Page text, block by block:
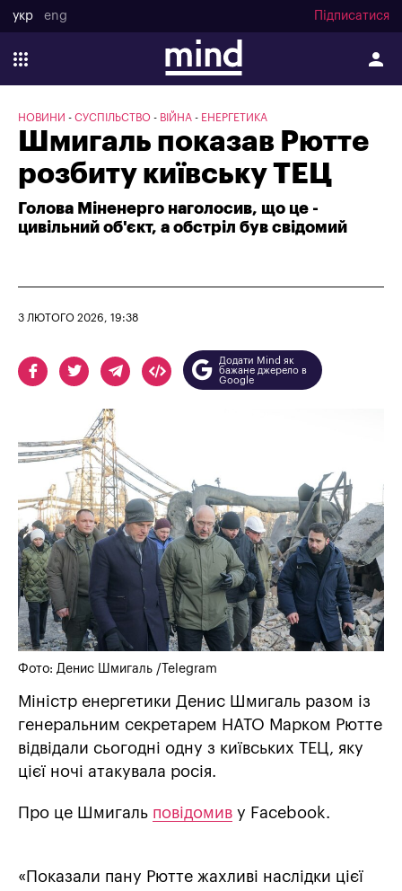
укр eng Підписатися
НОВИНИ СУСПІЛЬСТВО ВІЙНА ЕНЕРГЕТИКА
Шмигаль показав Рютте
розбиту київську ТЕЦ
Голова Міненерго наголосив, що це -
цивільний об'єкт, а обстріл був свідомий
3 ЛЮТОГО 2026, 19:38
Додати Mind як
бажане джерело в
Google
Фото: Денис Шмигаль /Telegram
Міністр енергетики Денис Шмигаль разом із
генеральним секретарем НАТО Марком Рютте
відвідали сьогодні одну з київських ТЕЦ, яку
цієї ночі атакувала росія.
Про це Шмигаль повідомив у Facebook.
«Показали пану Рютте жахливі наслідки цієї